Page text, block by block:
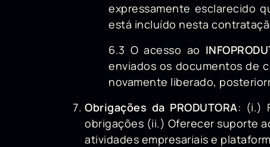
expressamente esclarecido
está incluído nesta
6.3 O acesso ao
enviados os documentos de
novamente liberado,
Obrigações da PRODUTORA: (i.)
obrigações (ii.) Oferecer suporte
atividades empresariais e